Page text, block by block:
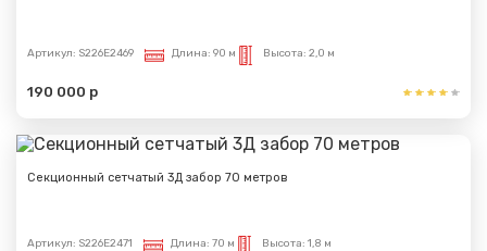
Артикул: S226E2469 Длина: 90 м Высота: 2,0 м
190 000 р
Секционный сетчатый 3Д забор 70 метров
Артикул: S226E2471 Длина: 70 м Высота: 1,8 м